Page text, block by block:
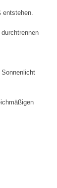
entstehen.